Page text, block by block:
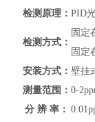
检测原理： PID
检测方式：
固定
固定
安装方式： 壁挂
测量范围： 0-
分 辨 率：